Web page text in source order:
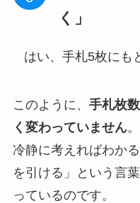
く」
はい、手札5枚にも
このように、 手札枚
く変わっていません
冷静に考えればわか
を引ける」という言
っているのです。